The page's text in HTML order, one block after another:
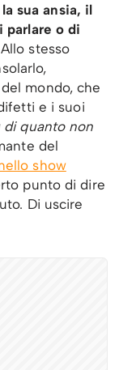
sua ansia, il
parlare o di
stesso
mondo, che
e i suoi
di quanto non
del
show
punto di dire
Di uscire